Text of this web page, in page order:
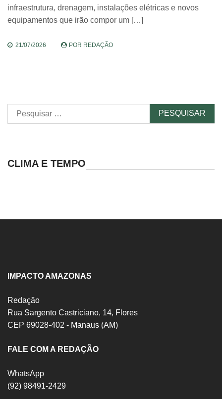
infraestrutura, drenagem, instalações elétricas e novos
equipamentos que irão compor um […]
21/07/2026 POR REDAÇÃO
Pesquisar
por:
CLIMA E TEMPO
IMPACTO AMAZONAS
Redação
Rua Sargento Castriciano, 14, Flores
CEP 69028-402 - Manaus (AM)
FALE COM A REDAÇÃO
WhatsApp
(92) 98491-2429